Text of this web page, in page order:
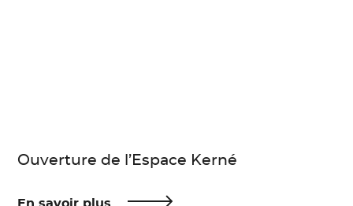
Ouverture de l’Espace Kerné